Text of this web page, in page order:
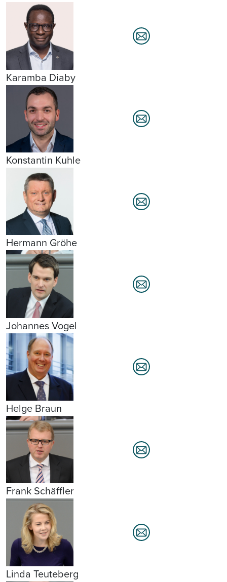
Karamba Diaby
Konstantin Kuhle
Hermann Gröhe
Johannes Vogel
Helge Braun
Frank Schäffler
Linda Teuteberg